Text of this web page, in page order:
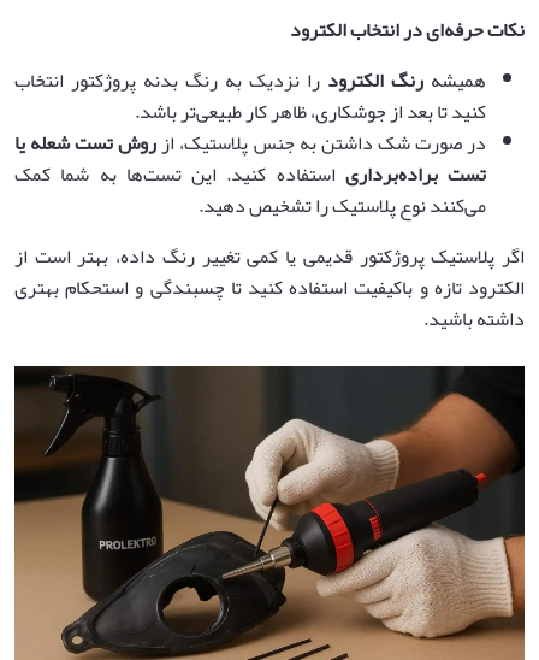
نکات حرفه‌ای در انتخاب الکترود
همیشه رنگ الکترود را نزدیک به رنگ بدنه پروژکتور انتخاب
کنید تا بعد از جوشکاری، ظاهر کار طبیعی‌تر باشد.
در صورت شک داشتن به جنس پلاستیک، ازروش تست شعله یا
تست براده‌برداری استفاده کنید. این تست‌ها به شما کمک
می‌کنند نوع پلاستیک را تشخیص دهید.
اگر پلاستیک پروژکتور قدیمی یا کمی تغییر رنگ داده، بهتر است از
الکترود تازه و باکیفیت استفاده کنید تا چسبندگی و استحکام بهتری
داشته باشید.